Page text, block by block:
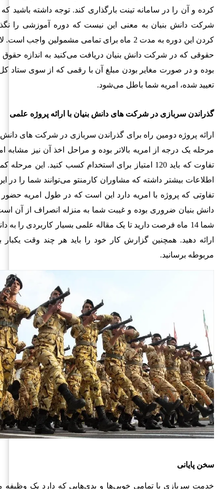
کرده و آن را در سامانه تینت بارگذاری کند. توجه داشته باشید
شرکت دانش بنیان به معنی این نیست که دوره آموزشی را
کردن این دوره به مدت 2 ماه برای تمامی مشمولین
حقوقی که در شرکت دانش بنیان دریافت می‌کنید به اندازه
بوده و در صورت مغایر بودن مبلغ آن با رقمی که از سوی ستاد
تعیید شده، امریه شما باطل می‌شود.
گذراندن سربازی در شرکت های دانش بنیان با ارائه پروژه علمی
ارائه پروژه دومین راه برای گذراندن سربازی در شرکت های
مرحله یک درجه از امریه بالاتر بوده و مراحل اخذ آن نیز مشابه
تفاوت که باید 120 امتیاز برای استخدام کسب کنید. این
اطلاعات بیشتر داشته که مشاوران کارمنتو می‌توانند شما را در
تفاوتی که پروژه با امریه دارد این است که در طول امریه
دانش بنیان ضروری بوده و غیبت شما به منزله انصراف از آن
شما 14 ماه فرصت دارید تا یک مقاله علمی بسیار کاربردی را به
ارائه دهید. همچنین گزارش کار خود را باید هر چند وقت
مربوطه برسانید.
سخن پایانی
خدمت سربازی با تمامی خوبی‌ها و بدی‌هایی که دارد یک وظیفه